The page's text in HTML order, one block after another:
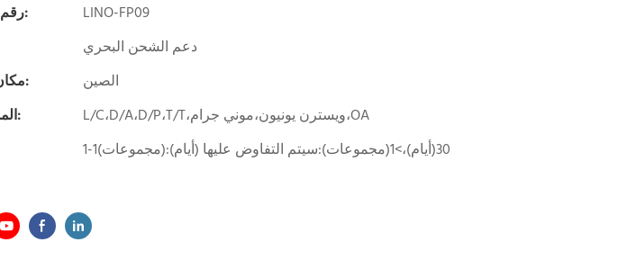
رقم الموديل:
LINO-FP09
دعم الشحن البحري
مكان المنشأ:
الصين
المدفوعات:
L/C،D/A،D/P،T/T،ويسترن يونيون،موني جرام،OA
1-1(مجموعات):30(أيام)،>1(مجموعات):سيتم التفاوض عليها (أيام)